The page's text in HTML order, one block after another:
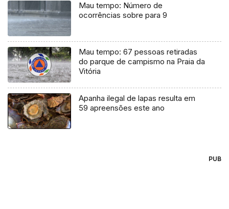
Mau tempo: Número de
ocorrências sobre para 9
Mau tempo: 67 pessoas retiradas
do parque de campismo na Praia da
Vitória
Apanha ilegal de lapas resulta em
59 apreensões este ano
PUB